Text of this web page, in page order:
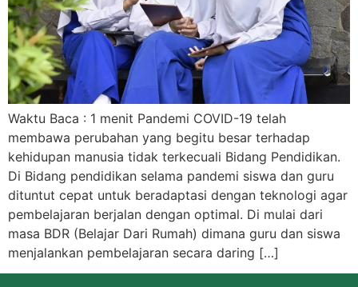
Waktu Baca : 1 menit Pandemi COVID-19 telah
membawa perubahan yang begitu besar terhadap
kehidupan manusia tidak terkecuali Bidang Pendidikan.
Di Bidang pendidikan selama pandemi siswa dan guru
dituntut cepat untuk beradaptasi dengan teknologi agar
pembelajaran berjalan dengan optimal. Di mulai dari
masa BDR (Belajar Dari Rumah) dimana guru dan siswa
menjalankan pembelajaran secara daring […]